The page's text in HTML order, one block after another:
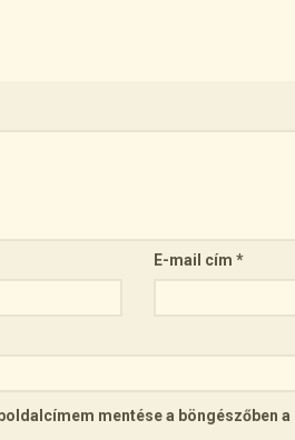
E-mail cím *
mentése a böngészőben